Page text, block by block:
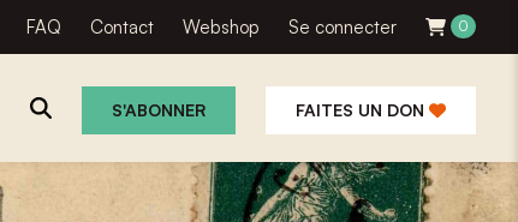
FAQ Contact Webshop Se connecter 0
S'ABONNER FAITES UN DON